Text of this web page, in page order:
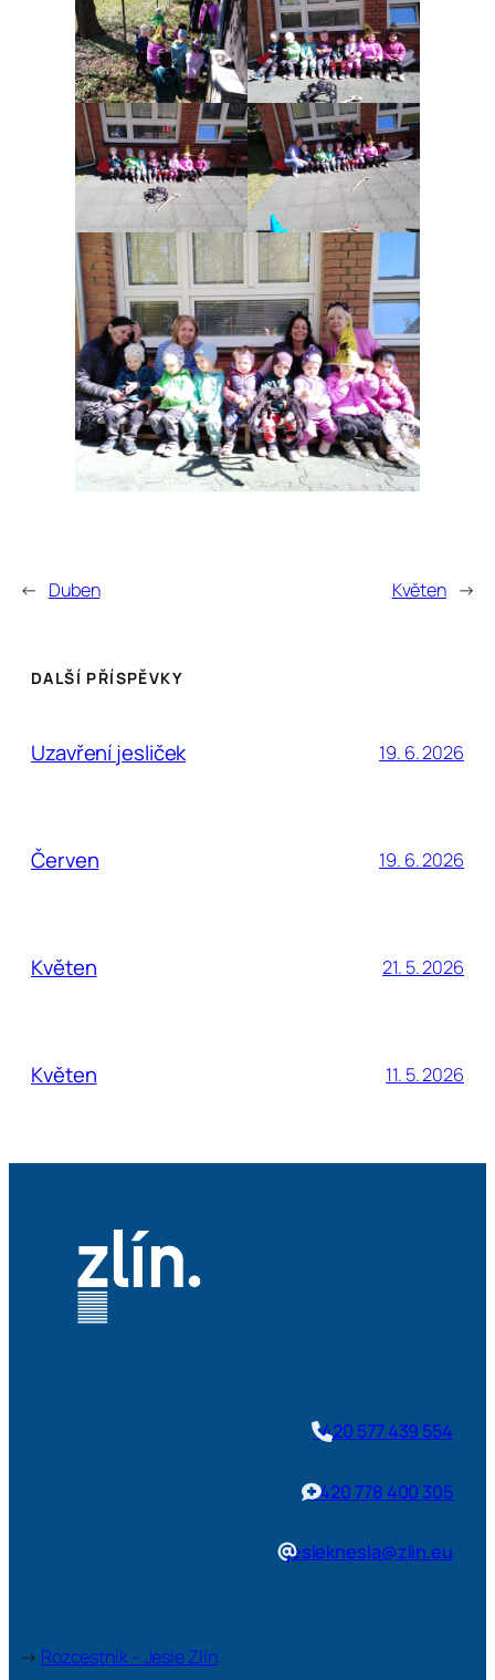
← Duben Květen →
DALŠÍ PŘÍSPĚVKY
Uzavření jesliček 19. 6. 2026
Červen 19. 6. 2026
Květen 21. 5. 2026
Květen 11. 5. 2026
+420 577 439 554
+420 778 400 305
jesleknesla@zlin.eu
→ Rozcestník – Jesle Zlín